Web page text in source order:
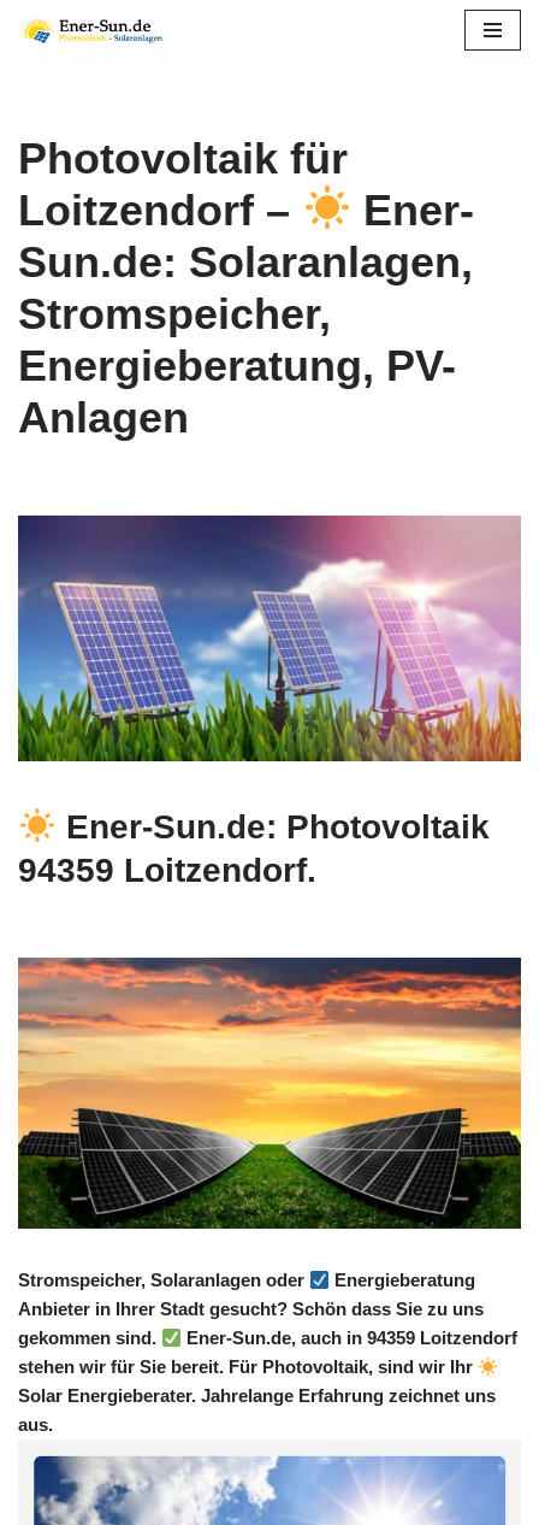
Photovoltaik für
Loitzendorf –
Ener-
Sun.de: Solaranlagen,
Stromspeicher,
Energieberatung, PV-
Anlagen
Ener-Sun.de: Photovoltaik
94359 Loitzendorf.
Stromspeicher, Solaranlagen oder
Energieberatung
Anbieter in Ihrer Stadt gesucht? Schön dass Sie zu uns
gekommen sind.
Ener-Sun.de, auch in 94359 Loitzendorf
stehen wir für Sie bereit. Für Photovoltaik, sind wir Ihr
Solar Energieberater. Jahrelange Erfahrung zeichnet uns
aus.